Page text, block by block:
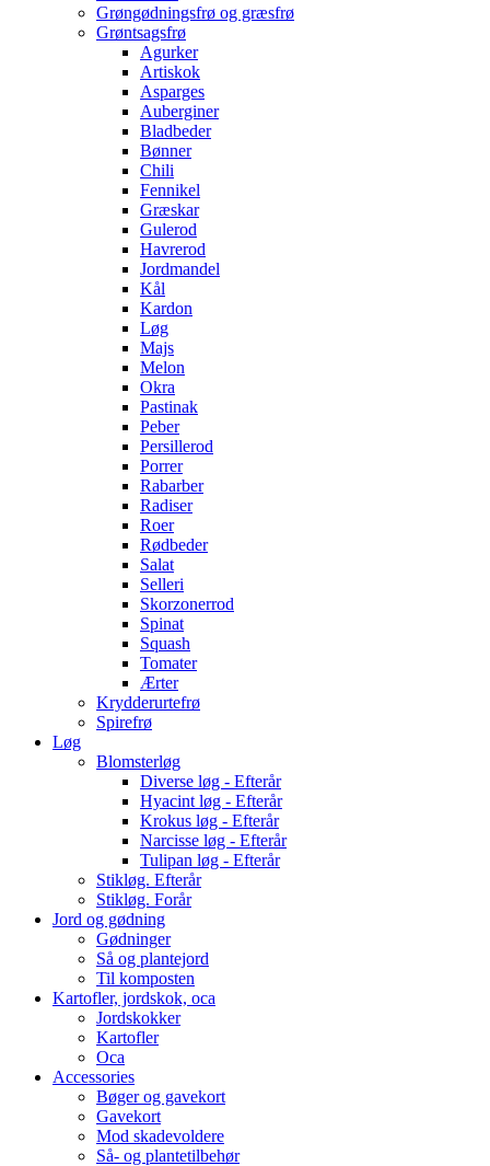
Grøngødningsfrø og græsfrø
Grøntsagsfrø
Agurker
Artiskok
Asparges
Auberginer
Bladbeder
Bønner
Chili
Fennikel
Græskar
Gulerod
Havrerod
Jordmandel
Kål
Kardon
Løg
Majs
Melon
Okra
Pastinak
Peber
Persillerod
Porrer
Rabarber
Radiser
Roer
Rødbeder
Salat
Selleri
Skorzonerrod
Spinat
Squash
Tomater
Ærter
Krydderurtefrø
Spirefrø
Løg
Blomsterløg
Diverse løg - Efterår
Hyacint løg - Efterår
Krokus løg - Efterår
Narcisse løg - Efterår
Tulipan løg - Efterår
Stikløg. Efterår
Stikløg. Forår
Jord og gødning
Gødninger
Så og plantejord
Til komposten
Kartofler, jordskok, oca
Jordskokker
Kartofler
Oca
Accessories
Bøger og gavekort
Gavekort
Mod skadevoldere
Så- og plantetilbehør